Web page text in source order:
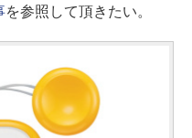
を参照して頂きたい。